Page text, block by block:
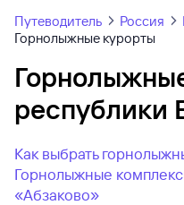
Путеводитель Россия
Горнолыжные курорты
республики
Как выбрать
Горнолыжные
«Абзаково»